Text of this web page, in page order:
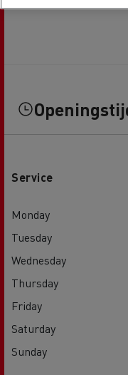
Service
Monday
Tuesday
Wednesday
Thursday
Friday
Saturday
Sunday